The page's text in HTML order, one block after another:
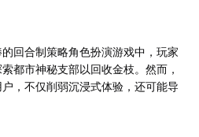
回合制策略角色扮演游戏中，玩家
都市神秘支部以回收金枝。然而，
，不仅削弱沉浸式体验，还可能导